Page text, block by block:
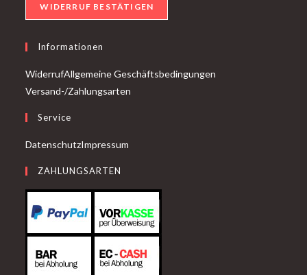
WIDERRUF BESTÄTIGEN
Informationen
WiderrufAllgemeine Geschäftsbedingungen
Versand-/Zahlungsarten
Service
DatenschutzImpressum
ZAHLUNGSARTEN